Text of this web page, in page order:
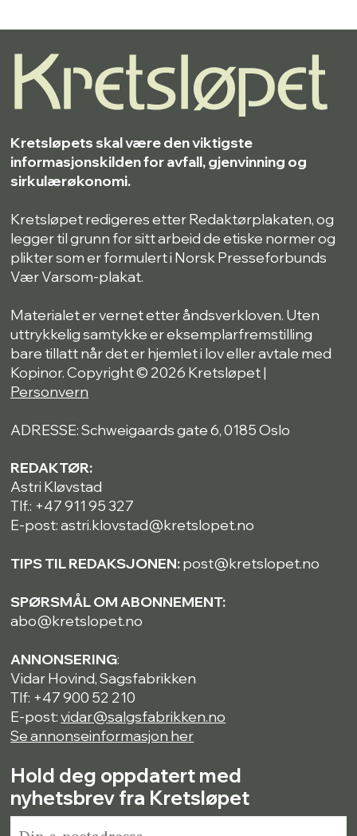
Kretsløpets skal være den viktigste
informasjonskilden for avfall, gjenvinning og
sirkulærøkonomi.
Kretsløpet redigeres etter Redaktørplakaten, og
legger til grunn for sitt arbeid de etiske normer og
plikter som er formulert i Norsk Presseforbunds
Vær Varsom-plakat.
Materialet er vernet etter åndsverkloven. Uten
uttrykkelig samtykke er eksemplarfremstilling
bare tillatt når det er hjemlet i lov eller avtale med
Kopinor. Copyright © 2026 Kretsløpet |
Personvern
ADRESSE: Schweigaards gate 6, 0185 Oslo
REDAKTØR:
Astri Kløvstad
Tlf.: +47 911 95 327
E-post: astri.klovstad@kretslopet.no
TIPS TIL REDAKSJONEN:post@kretslopet.no
SPØRSMÅL OM ABONNEMENT:
abo@kretslopet.no
ANNONSERING:
Vidar Hovind, Sagsfabrikken
Tlf: +47 900 52 210
E-post:vidar@salgsfabrikken.no
Se annonseinformasjon her
Hold deg oppdatert med
nyhetsbrev fra Kretsløpet